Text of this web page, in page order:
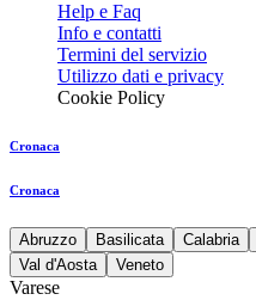
Help e Faq
Info e contatti
Termini del servizio
Utilizzo dati e privacy
Cookie Policy
Cronaca
Cronaca
Abruzzo Basilicata Calabria
Val d'Aosta
Veneto
Varese